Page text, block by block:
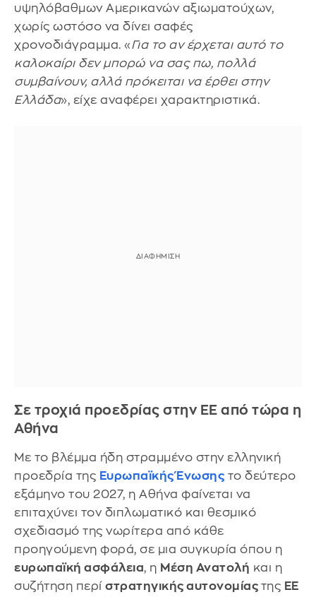
υψηλόβαθμων Αμερικανών αξιωματούχων,
χωρίς ωστόσο να δίνει σαφές
χρονοδιάγραμμα. «Για το αν έρχεται αυτό το
καλοκαίρι δεν μπορώ να σας πω, πολλά
συμβαίνουν, αλλά πρόκειται να έρθει στην
Ελλάδα», είχε αναφέρει χαρακτηριστικά.
Σε τροχιά προεδρίας στην ΕΕ από τώρα η
Αθήνα
Με το βλέμμα ήδη στραμμένο στην ελληνική
προεδρία της Ευρωπαϊκής Ένωσης το δεύτερο
εξάμηνο του 2027, η Αθήνα φαίνεται να
επιταχύνει τον διπλωματικό και θεσμικό
σχεδιασμό της νωρίτερα από κάθε
προηγούμενη φορά, σε μια συγκυρία όπου η
ευρωπαϊκή ασφάλεια, η Μέση Ανατολή και η
συζήτηση περί στρατηγικής αυτονομίας της ΕΕ